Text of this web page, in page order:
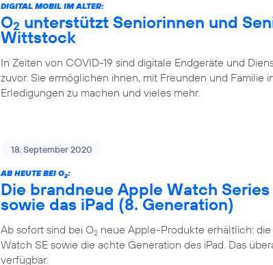
DIGITAL MOBIL IM ALTER:
O2 unterstützt Seniorinnen und
Wittstock
In Zeiten von COVID-19 sind digitale Endgeräte und
zuvor. Sie ermöglichen ihnen, mit Freunden und Familie
Erledigungen zu machen und vieles mehr.
18. September 2020
AB HEUTE BEI O2:
Die brandneue Apple Watch
sowie das iPad (8. Generation)
Ab sofort sind bei O2 neue Apple-Produkte erhältlich:
Watch SE sowie die achte Generation des iPad. Das
verfügbar.